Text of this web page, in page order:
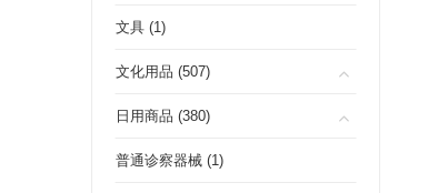
文具 (1)
文化用品 (507)
日用商品 (380)
普通诊察器械 (1)